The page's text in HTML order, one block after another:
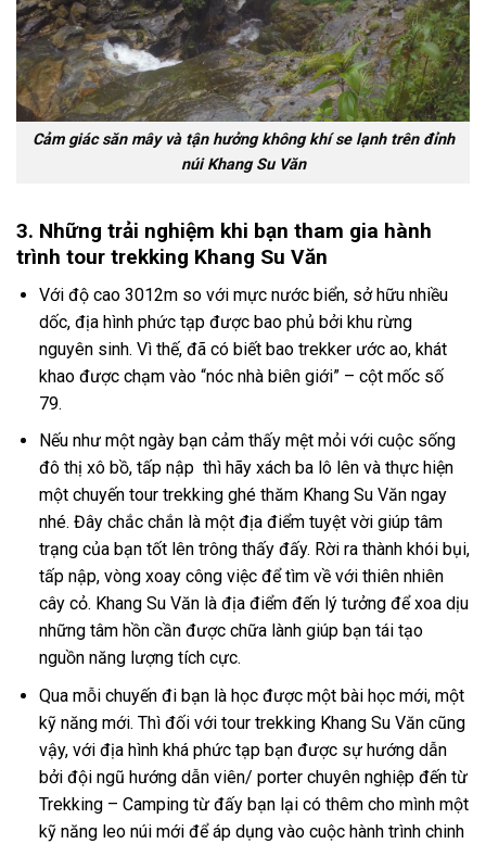
Cảm giác săn mây và tận hưởng không khí se lạnh trên đỉnh
núi Khang Su Văn
3. Những trải nghiệm khi bạn tham gia hành
trình tour trekking Khang Su Văn
Với độ cao 3012m so với mực nước biển, sở hữu nhiều
dốc, địa hình phức tạp được bao phủ bởi khu rừng
nguyên sinh. Vì thế, đã có biết bao trekker ước ao, khát
khao được chạm vào “nóc nhà biên giới” – cột mốc số
79.
Nếu như một ngày bạn cảm thấy mệt mỏi với cuộc sống
đô thị xô bồ, tấp nập thì hãy xách ba lô lên và thực hiện
một chuyếntour trekkingghé thăm Khang Su Vănngay
nhé. Đây chắc chắn là một địa điểm tuyệt vời giúp tâm
trạng của bạn tốt lên trông thấy đấy. Rời ra thành khói bụi,
tấp nập, vòng xoay công việc để tìm về với thiên nhiên
cây cỏ. Khang Su Văn là địa điểm đến lý tưởng để xoa dịu
những tâm hồn cần được chữa lành giúp bạn tái tạo
nguồn năng lượng tích cực.
Qua mỗi chuyến đi bạn là học được một bài học mới, một
kỹ năng mới. Thì đối với tour trekking Khang Su Văn cũng
vậy, với địa hình khá phức tạp bạn được sự hướng dẫn
bởi đội ngũ hướng dẫn viên/ porter chuyên nghiệp đến từ
Trekking – Camping từ đấy bạn lại có thêm cho mình một
kỹ năng leo núi mới để áp dụng vào cuộc hành trình chinh